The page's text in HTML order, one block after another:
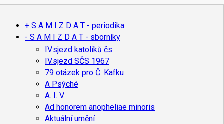
+ S A M I Z D A T - periodika
- S A M I Z D A T - sborníky
IV.sjezd katolíků čs.
IV.sjezd SČS 1967
79 otázek pro Č. Kafku
A Psýché
A. I. V.
Ad honorem anopheliae minoris
Aktuální umění